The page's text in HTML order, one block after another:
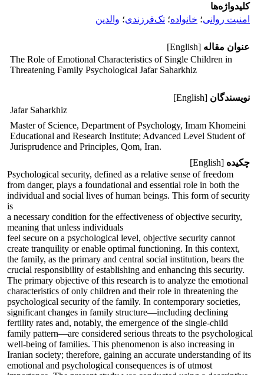
کلیدواژه‌ها
امنیت روانی؛ خانواده؛ تک‌فرزندی؛ والدین
عنوان مقاله [English]
The Role of Emotional Characteristics of Single Children in
Threatening Family Psychological Jafar Saharkhiz
نویسندگان [English]
Jafar Saharkhiz
Master of Science, Department of Psychology, Imam Khomeini
Educational and Research Institute; Advanced Level Student of
Jurisprudence and Principles, Qom, Iran.
چکیده [English]
Psychological security, defined as a relative sense of freedom
from danger, plays a foundational and essential role in both the
individual and social lives of human beings. This form of security
is
a necessary condition for the effectiveness of objective security,
meaning that unless individuals
feel secure on a psychological level, objective security cannot
create tranquility or enable optimal functioning. In this context,
the family, as the primary and central social institution, bears the
crucial responsibility of establishing and enhancing this security.
The primary objective of this research is to analyze the emotional
characteristics of only children and their role in threatening the
psychological security of the family. In contemporary societies,
significant changes in family structure—including declining
fertility rates and, notably, the emergence of the single-child
family pattern—are considered serious threats to the psychological
well-being of families. This phenomenon is also increasing in
Iranian society; therefore, gaining an accurate understanding of its
emotional and psychological consequences is of utmost